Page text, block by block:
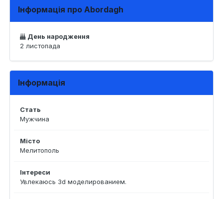
Інформація про Abordagh
День народження
2 листопада
Інформація
Стать
Мужчина
Місто
Мелитополь
Інтереси
Увлекаюсь 3d моделированием.